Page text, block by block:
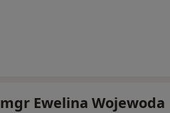
mgr Ewelina Wojewoda